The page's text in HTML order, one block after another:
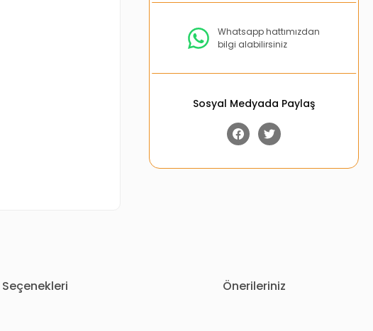
Whatsapp hattımızdan
bilgi alabilirsiniz
Sosyal Medyada Paylaş
Önerileriniz